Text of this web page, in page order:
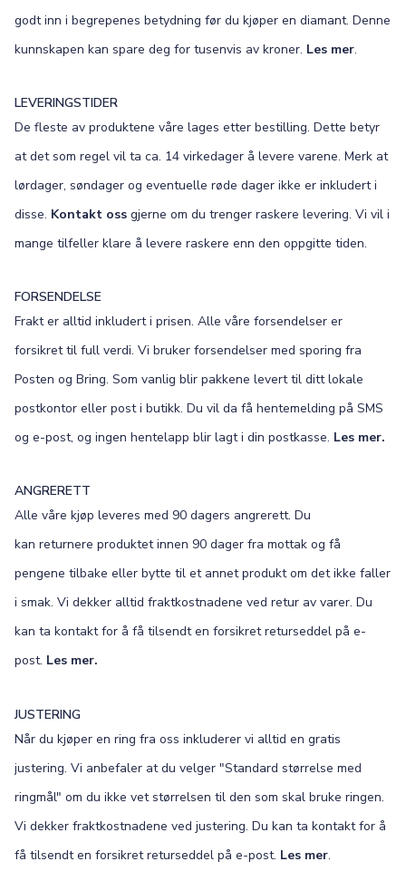
godt inn i begrepenes betydning før du kjøper en diamant. Denne
kunnskapen kan spare deg for tusenvis av kroner. Les mer.
LEVERINGSTIDER
De fleste av produktene våre lages etter bestilling. Dette betyr
at det som regel vil ta ca. 14 virkedager å levere varene. Merk at
lørdager, søndager og eventuelle røde dager ikke er inkludert i
disse. Kontakt oss gjerne om du trenger raskere levering. Vi vil i
mange tilfeller klare å levere raskere enn den oppgitte tiden.
FORSENDELSE
Frakt er alltid inkludert i prisen. Alle våre forsendelser er
forsikret til full verdi. Vi bruker forsendelser med sporing fra
Posten og Bring. Som vanlig blir pakkene levert til ditt lokale
postkontor eller post i butikk. Du vil da få hentemelding på SMS
og e-post, og ingen hentelapp blir lagt i din postkasse. Les mer.
ANGRERETT
Alle våre kjøp leveres med 90 dagers angrerett. Du
kan returnere produktet innen 90 dager fra mottak og få
pengene tilbake eller bytte til et annet produkt om det ikke faller
i smak. Vi dekker alltid fraktkostnadene ved retur av varer. Du
kan ta kontakt for å få tilsendt en forsikret returseddel på e-
post. Les mer.
JUSTERING
Når du kjøper en ring fra oss inkluderer vi alltid en gratis
justering. Vi anbefaler at du velger "Standard størrelse med
ringmål" om du ikke vet størrelsen til den som skal bruke ringen.
Vi dekker fraktkostnadene ved justering. Du kan ta kontakt for å
få tilsendt en forsikret returseddel på e-post. Les mer.